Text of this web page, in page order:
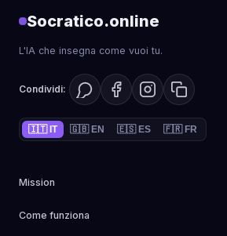
Socratico.online
L'IA che insegna come vuoi tu.
Condividi:
🇮🇹 IT 🇬🇧 EN 🇪🇸 ES 🇫🇷 FR
Mission
Come funziona